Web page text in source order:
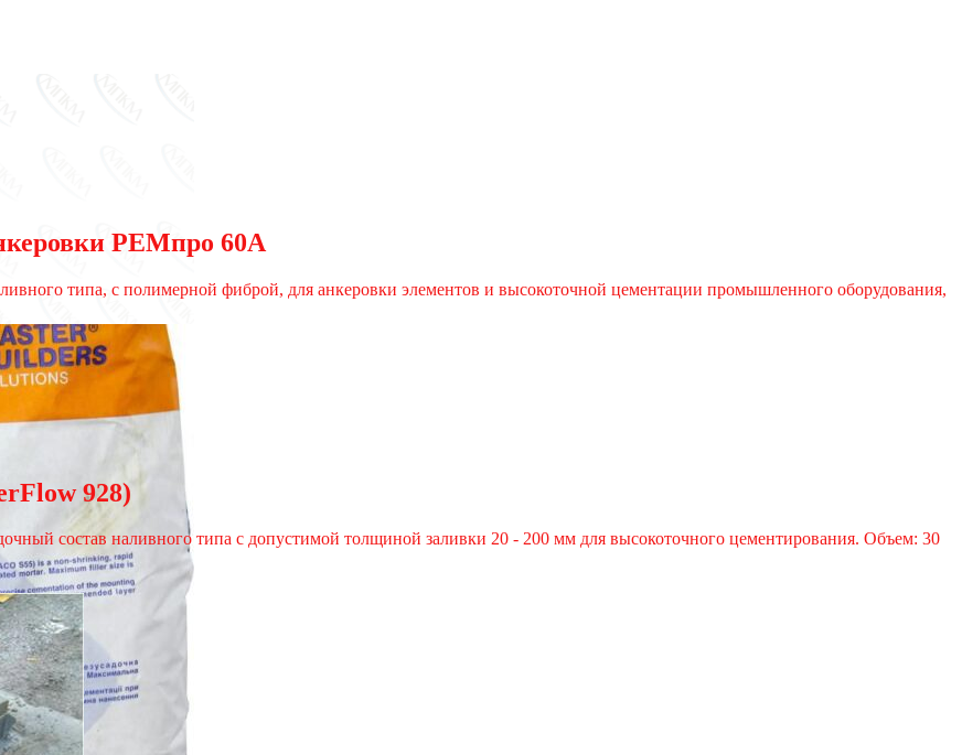
РЕМпро 60А
типа, с полимерной фиброй, для анкеровки элементов и высокоточной цементации промышленного оборудования,
928)
состав наливного типа с допустимой толщиной заливки 20 - 200 мм для высокоточного цементирования. Объем: 30